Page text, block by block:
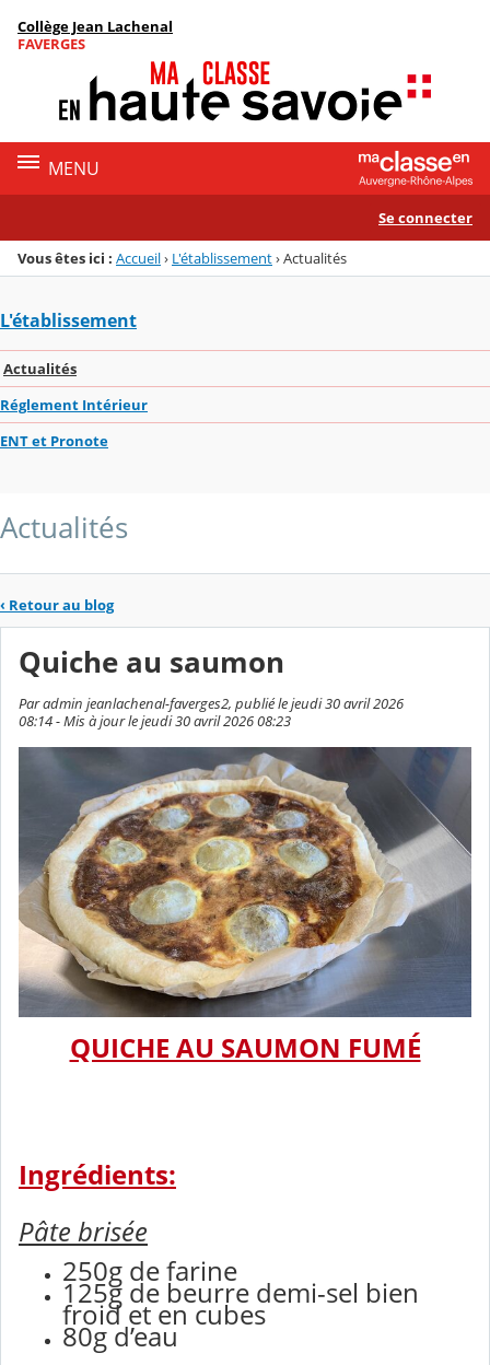
Menu de la rubrique
Contenu
Collège Jean Lachenal
FAVERGES
MENU
Se connecter
Vous êtes ici : Accueil› L'établissement›Actualités
L'établissement
Actualités
Réglement Intérieur
ENT et Pronote
Actualités
‹ Retour au blog
Quiche au saumon
Par admin jeanlachenal-faverges2, publié le jeudi 30 avril 2026
08:14 - Mis à jour le jeudi 30 avril 2026 08:23
QUICHE AU SAUMON FUMÉ
Ingrédients:
Pâte brisée
250g de farine
125g de beurre demi-sel bien
froid et en cubes
80g d’eau